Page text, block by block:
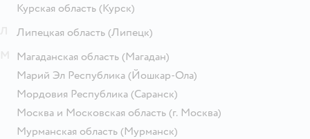
Курская область (Курск)
Липецкая область (Липецк)
Магаданская область (Магадан)
Марий Эл Республика (Йошкар-Ола)
Мордовия Республика (Саранск)
Москва и Московская область (г. Москва)
Мурманская область (Мурманск)